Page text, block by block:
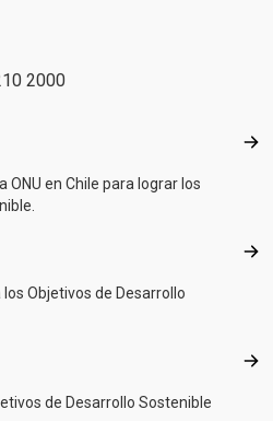
2000
ONU en Chile para lograr los
Objetivos de Desarrollo
de Desarrollo Sostenible